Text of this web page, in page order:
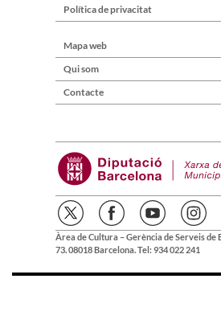
Política de privacitat
Mapa web
Qui som
Contacte
Àrea de Cultura – Gerència de Serveis de
73. 08018 Barcelona. Tel: 934 022 241